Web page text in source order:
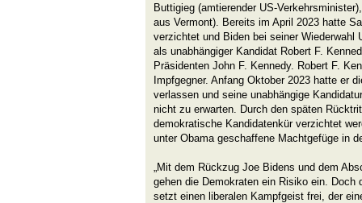
Buttigieg (amtierender US-
aus Vermont). Bereits im April 2023 hatte
verzichtet und Biden bei seiner Wiederwahl
als unabhängiger Kandidat Robert F.
Präsidenten John F. Kennedy. Robert F.
Impfgegner. Anfang Oktober 2023 hatte er
verlassen und seine unabhängige
nicht zu erwarten. Durch den späten
demokratische Kandidatenkür verzichtet
unter Obama geschaffene Machtgefüge in
„Mit dem Rückzug Joe Bidens und dem
gehen die Demokraten ein Risiko ein. Doch
setzt einen liberalen Kampfgeist frei, der